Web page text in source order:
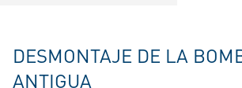
DESMONTAJE DE LA
ANTIGUA